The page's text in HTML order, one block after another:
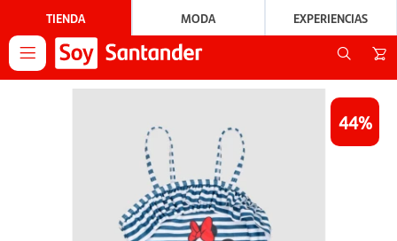
TIENDA MODA EXPERIENCIAS

44